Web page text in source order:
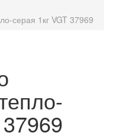
серая 1кг VGT 37969